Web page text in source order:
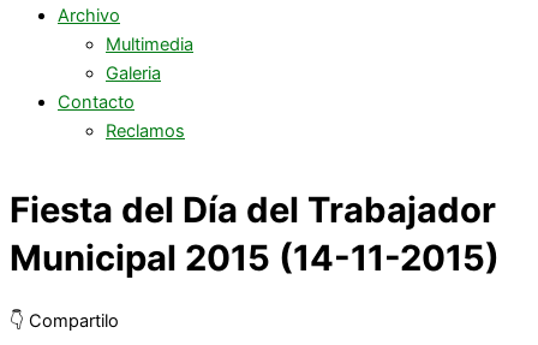
Archivo
Multimedia
Galeria
Contacto
Reclamos
Fiesta del Día del Trabajador
Municipal 2015 (14-11-2015)
👇 Compartilo